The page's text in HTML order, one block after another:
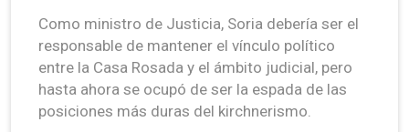
Como ministro de Justicia, Soria debería ser el
responsable de mantener el vínculo político
entre la Casa Rosada y el ámbito judicial, pero
hasta ahora se ocupó de ser la espada de las
posiciones más duras del kirchnerismo.